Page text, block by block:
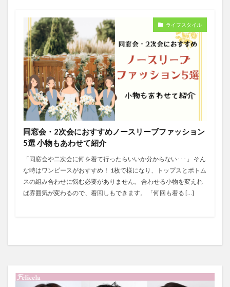
ライフスタイル
同窓会・2次会におすすめノースリーブファッション
5選 小物もあわせて紹介
「同窓会や二次会に何を着て行ったらいいか分からない･･･」 そん
な時はワンピースがおすすめ！ 1枚で様になり、トップスとボトム
スの組み合わせに悩む必要がありません。 合わせる小物を変えれ
ば雰囲気が変わるので、着回しもできます。 「何回も着る […]